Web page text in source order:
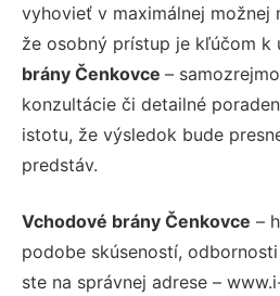
vyhovieť v maximálnej možnej
že osobný prístup je kľúčom k
brány Čenkovce –
konzultácie či detailné
istotu, že výsledok bude
predstáv.
Vchodové brány Čenkovce –
podobe skúseností,
ste na správnej adrese –